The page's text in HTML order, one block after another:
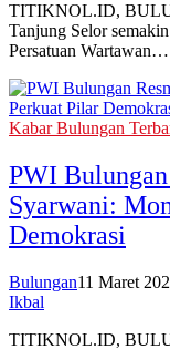
TITIKNOL.ID,
Tanjung Selor
Persatuan Wartawan…
Kabar Bulungan
PWI
Syarwani:
Demokrasi
Bulungan11 Maret
Ikbal
TITIKNOL.ID,